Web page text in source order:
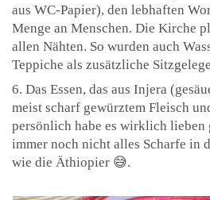
aus WC-Papier), den lebhaften
Menge an Menschen. Die Kirche
allen Nähten. So wurden auch
Teppiche als zusätzliche
6. Das Essen, das aus Injera
meist scharf gewürztem Fleisch
persönlich habe es wirklich lieben
immer noch nicht alles Scharfe in
wie die Äthiopier 😅.